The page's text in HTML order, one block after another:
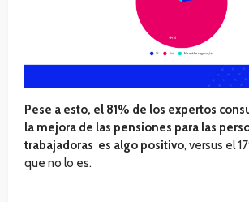
Pese a esto, el 81% de los expertos
la mejora de las pensiones para las
trabajadoras es algo positivo, versus el
que no lo es.